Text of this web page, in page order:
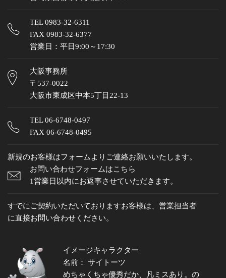
TEL0983-32-6311
FAX 0983-32-6377
営業日：平日9:00～17:30
大阪事務所
〒537-0022
大阪市東成区中本5丁目22-13
TEL06-6748-0497
FAX 06-6748-0495
新規のお客様はフォームよりご連絡お願いいたします。
お問い合わせフォームはこちら
1営業日以内にお返事させていただきます。
すでにご契約いただいておりますお客様は、営業担当者
に直接お問い合わせください。
イメージキャラクター
名前： サイトーツ
めちゃくちゃ優秀だか、凡ミスあり。の